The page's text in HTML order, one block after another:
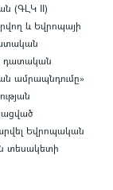
(ԳԼԿ II)
և Եվրոպայի
դատական
ամրապնդումը»
Եվրոպական
տեսակետի